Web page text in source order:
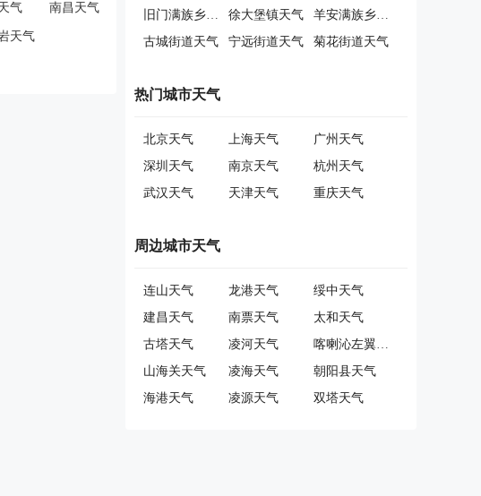
气 南昌天气
天气
旧门满族乡天气
徐大堡镇天气
羊安满族乡天气
古城街道天气
宁远街道天气 菊花街道天气
热门城市天气
北京天气 上海天气
广州天气
深圳天气
南京天气
杭州天气
武汉天气
天津天气 重庆天气
周边城市天气
连山天气 龙港天气
绥中天气
建昌天气
南票天气
太和天气
古塔天气
凌河天气
喀喇沁左翼蒙古族自治县天气
山海关天气
凌海天气
朝阳县天气
海港天气
凌源天气 双塔天气